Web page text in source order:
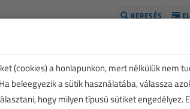
KERESÉS
(cookies) a honlapunkon, mert nélkülük nem
beleegyezik a sütik használatába, válassza
hogy milyen típusú sütiket engedélyez.